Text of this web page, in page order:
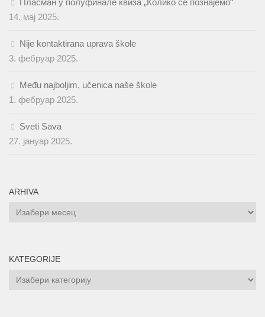
Пласман у полуфинале квиза „Колико се познајемо“
14. мај 2025.
Nije kontaktirana uprava škole
3. фебруар 2025.
Među najboljim, učenica naše škole
1. фебруар 2025.
Sveti Sava
27. јануар 2025.
ARHIVA
ARHIVA
KATEGORIJE
KATEGORIJE